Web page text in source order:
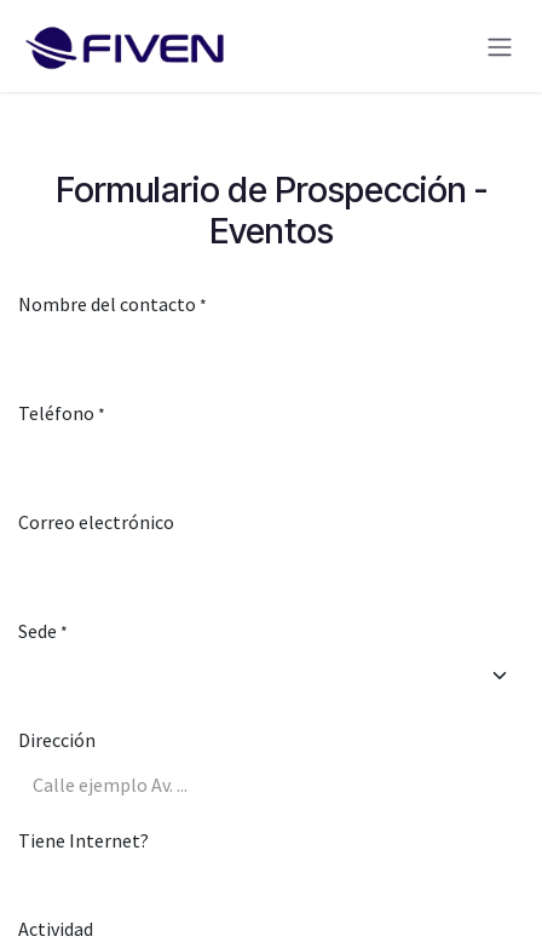
Formulario de Prospección -
Eventos
Nombre del contacto *
Teléfono *
Correo electrónico
Sede *
Dirección
Tiene Internet?
Actividad